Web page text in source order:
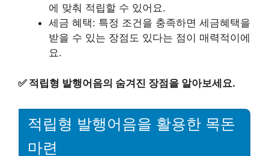
에 맞춰 적립할 수 있어요.
세금 혜택: 특정 조건을 충족하면 세금혜택을
받을 수 있는 장점도 있다는 점이 매력적이에
요.
✅ 적립형 발행어음의 숨겨진 장점을 알아보세요.
적립형 발행어음을 활용한 목돈
마련